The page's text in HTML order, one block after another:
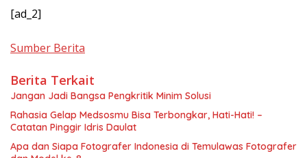
[ad_2]
Sumber Berita
Berita Terkait
Jangan Jadi Bangsa Pengkritik Minim Solusi
Rahasia Gelap Medsosmu Bisa Terbongkar, Hati-Hati! –
Catatan Pinggir Idris Daulat
Apa dan Siapa Fotografer Indonesia di Temulawas Fotografer